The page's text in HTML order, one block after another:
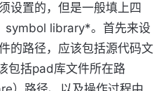
设置的，但是一般填上四
library*。首先来设
的路径，应该包括源代码文
包括pad库文件所在路